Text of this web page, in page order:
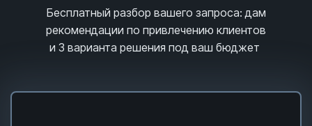
Бесплатный разбор вашего запроса: дам
рекомендации по привлечению клиентов
и 3 варианта решения под ваш бюджет